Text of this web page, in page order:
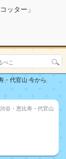
ッター」
・代官山 今から
渋谷・恵比寿・代官山